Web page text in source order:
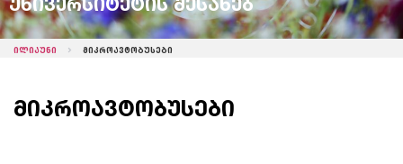
უნივერსიტეტის შესახებ
ილიაუნი მიკროავტობუსები
მიკროავტობუსები